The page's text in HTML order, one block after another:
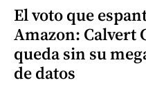
El voto que
Amazon: Calvert
queda sin su
de datos